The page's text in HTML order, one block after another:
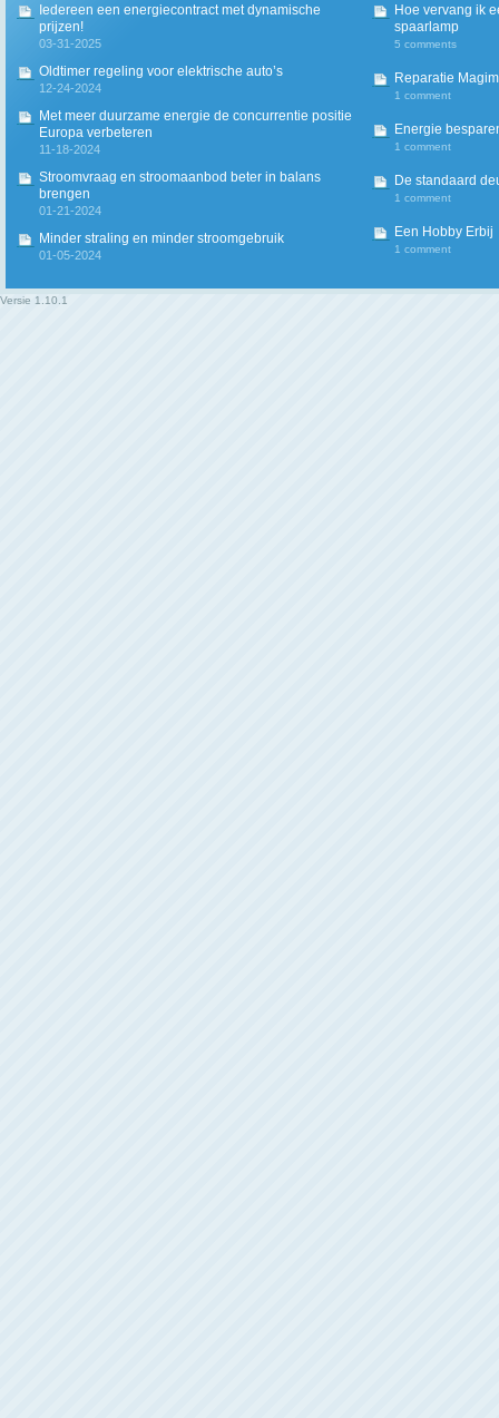
Iedereen een energiecontract met dynamische
prijzen!
03-31-2025
Oldtimer regeling voor elektrische auto’s
12-24-2024
Met meer duurzame energie de concurrentie positie
Europa verbeteren
11-18-2024
Stroomvraag en stroomaanbod beter in balans
brengen
01-21-2024
Minder straling en minder stroomgebruik
01-05-2024
Hoe vervang ik
spaarlamp
5 comments
Reparatie
1 comment
Energie
1 comment
De standaard
1 comment
Een Hobby Erbij
1 comment
Versie 1.10.1